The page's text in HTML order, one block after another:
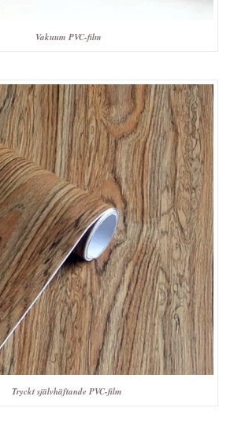
Vakuum PVC-film
Tryckt självhäftande PVC-film